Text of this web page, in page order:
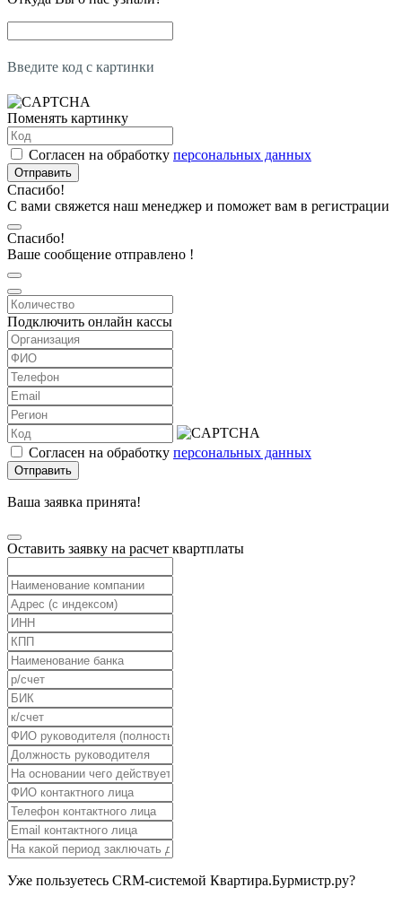
Введите код с картинки
Поменять картинку
Согласен на обработку персональных данных
Отправить
Спасибо!
С вами свяжется наш менеджер и поможет вам в регистрации
Спасибо!
Ваше сообщение отправлено !
Подключить онлайн кассы
Согласен на обработку персональных данных
Отправить
Ваша заявка принята!
Оставить заявку на расчет квартплаты
Уже пользуетесь CRM-системой Квартира.Бурмистр.ру?